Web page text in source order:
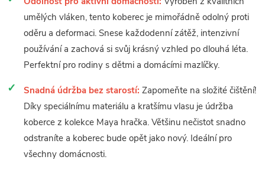
umělých vláken, tento koberec je mimořádně odolný proti
oděru a deformaci. Snese každodenní zátěž, intenzivní
používání a zachová si svůj krásný vzhled po dlouhá léta.
Perfektní pro rodiny s dětmi a domácími mazlíčky.
Snadná údržba bez starostí: Zapomeňte na složité čištění!
Díky speciálnímu materiálu a kratšímu vlasu je údržba
koberce z kolekce Maya hračka. Většinu nečistot snadno
odstraníte a koberec bude opět jako nový. Ideální pro
všechny domácnosti.